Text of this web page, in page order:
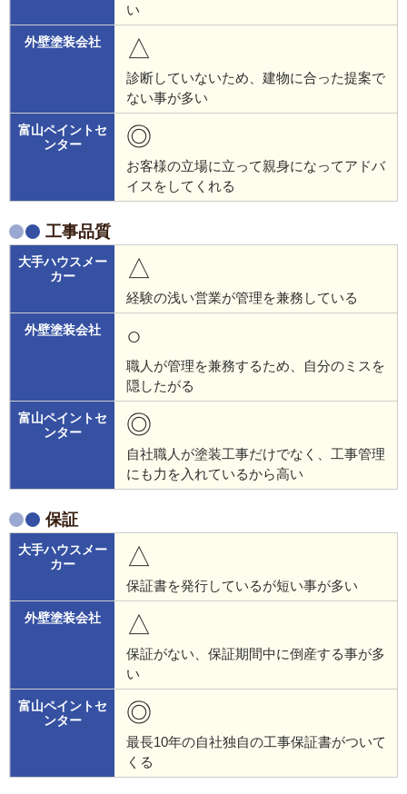
い
△
診断していないため、建物に合った提案で
ない事が多い
◎
お客様の立場に立って親身になってアドバ
イスをしてくれる
工事品質
△
経験の浅い営業が管理を兼務している
○
職人が管理を兼務するため、自分のミスを
隠したがる
◎
自社職人が塗装工事だけでなく、工事管理
にも力を入れているから高い
保証
△
保証書を発行しているが短い事が多い
△
保証がない、保証期間中に倒産する事が多
い
◎
最長10年の自社独自の工事保証書がついて
くる